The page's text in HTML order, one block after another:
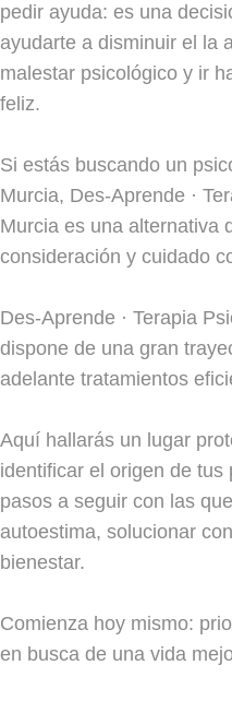
pedir ayuda: es una
ayudarte a disminuir el la
malestar psicológico y ir
feliz.
Si estás buscando un
Murcia, Des-Aprende ·
Murcia es una alternativa
consideración y cuidado
Des-Aprende · Terapia
dispone de una gran
adelante tratamientos
Aquí hallarás un lugar
identificar el origen de
pasos a seguir con las
autoestima, solucionar
bienestar.
Comienza hoy mismo:
en busca de una vida